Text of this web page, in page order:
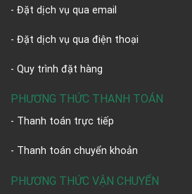
- Đặt dịch vụ qua email
- Đặt dịch vụ qua điện thoại
- Quy trình đặt hàng
PHƯƠNG THỨC THANH TOÁN
- Thanh toán trực tiếp
- Thanh toán chuyển khoản
PHƯƠNG THỨC VẬN CHUYỂN